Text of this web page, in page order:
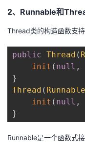
发
者
学
堂
Programs
的
支
持
2、Runnable和
Thread类的构造函数支
public Thread (
init ( null ,
}
Thread ( Runnable
init ( null ,
}
Runnable是一个函数式